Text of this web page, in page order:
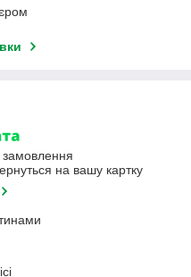
на вашу картку